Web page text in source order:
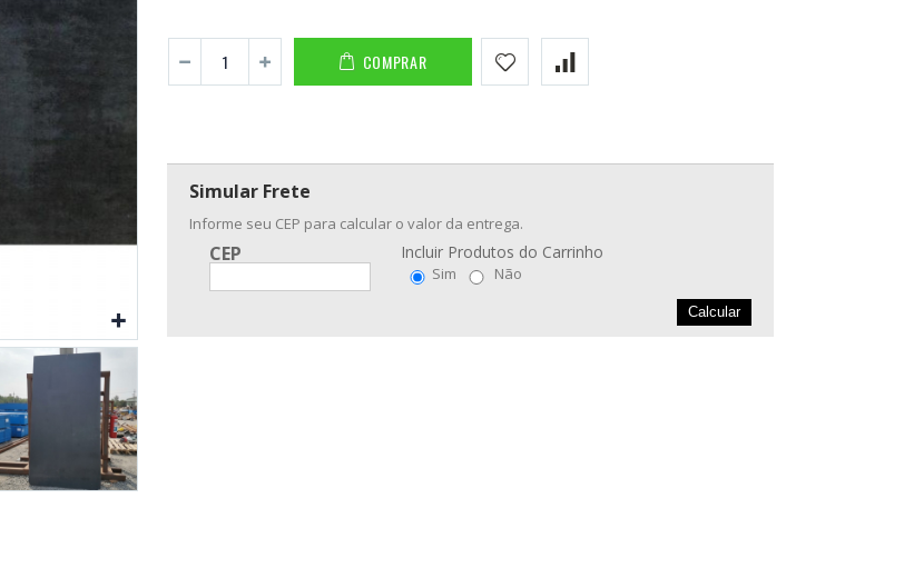
COMPRAR
Simular Frete
Informe seu CEP para calcular o valor da entrega.
CEP Incluir Produtos do Carrinho
Sim Não
Calcular